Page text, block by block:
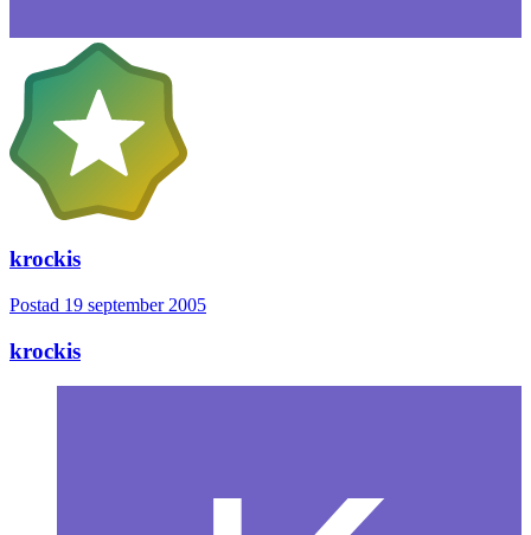
krockis
Postad 19 september 2005
krockis